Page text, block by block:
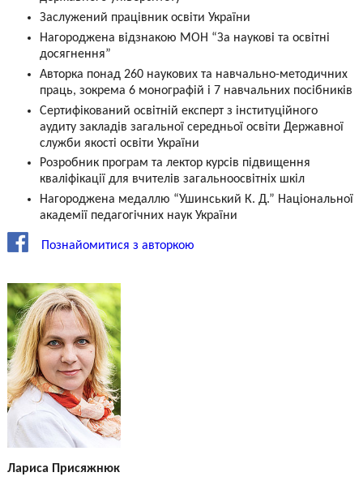
Заслужений працівник освіти України
Нагороджена відзнакою МОН “За наукові та освітні
досягнення”
Авторка понад 260 наукових та навчально-методичних
праць, зокрема 6 монографій і 7 навчальних посібників
Сертифікований освітній експерт з інституційного
аудиту закладів загальної середньої освіти Державної
служби якості освіти України
Розробник програм та лектор курсів підвищення
кваліфікації для вчителів загальноосвітніх шкіл
Нагороджена медаллю “Ушинський К. Д.” Національної
академії педагогічних наук України
Познайомитися з авторкою
Лариса Присяжнюк